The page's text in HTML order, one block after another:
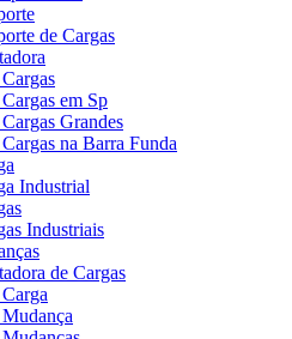
de Cargas
em Sp
Grandes
na Barra Funda
Industrial
Industriais
de Cargas